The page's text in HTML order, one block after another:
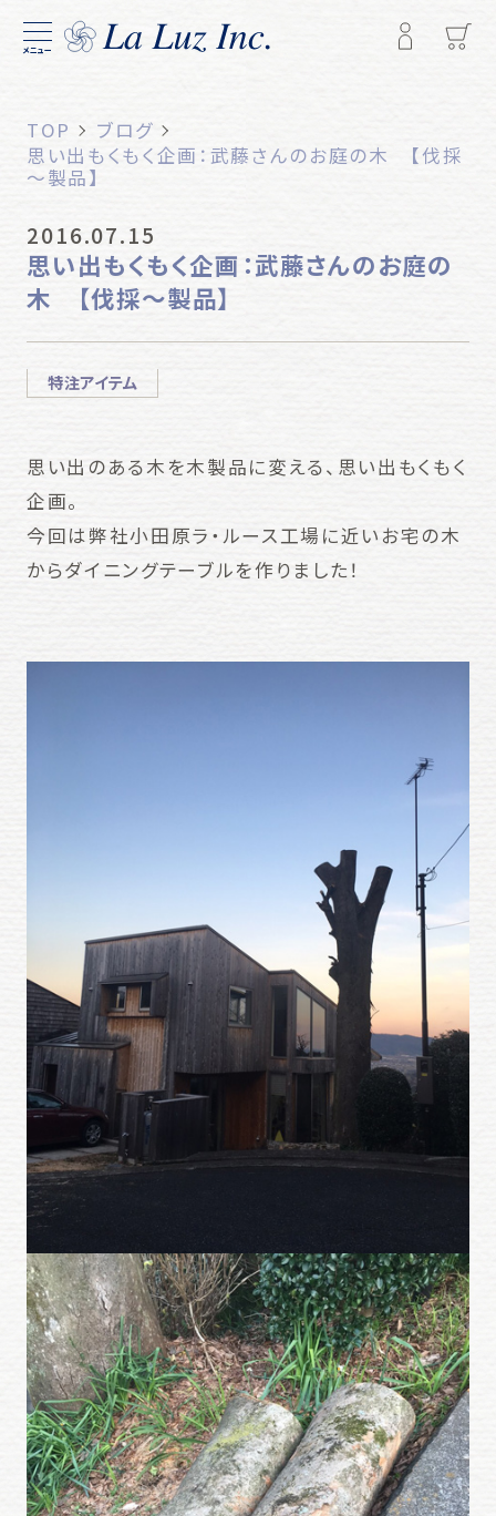
メニュー
TOP
ブログ
思い出もくもく企画：武藤さんのお庭の木 【伐採
～製品】
2016.07.15
思い出もくもく企画：武藤さんのお庭の
木 【伐採～製品】
特注アイテム
思い出のある木を木製品に変える、思い出もくもく
企画。
今回は弊社小田原ラ・ルース工場に近いお宅の木
からダイニングテーブルを作りました！